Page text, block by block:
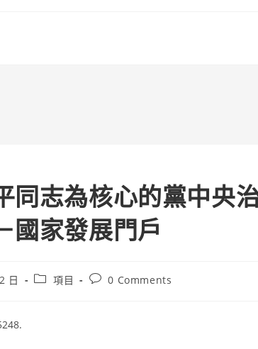
同志為核心的黨中央
國家發展門戶
日
Post項目
Post0 Comments